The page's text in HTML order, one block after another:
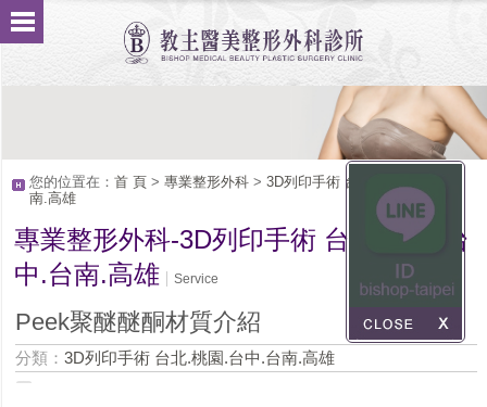
您的位置在： 首 頁> 專業整形外科> 3D列印手術 台北.桃園.台中.台
南.高雄
專業整形外科-3D列印手術 台北.桃園.台
中.台南.高雄
Service
Peek聚醚醚酮材質介紹
分類： 3D列印手術 台北.桃園.台中.台南.高雄